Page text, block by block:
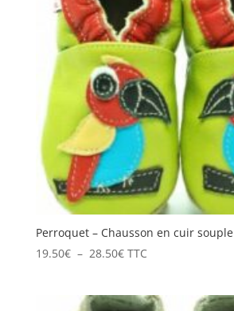
Perroquet – Chausson en cuir souple
19.50€ – 28.50€Plage
19.50€
TTC